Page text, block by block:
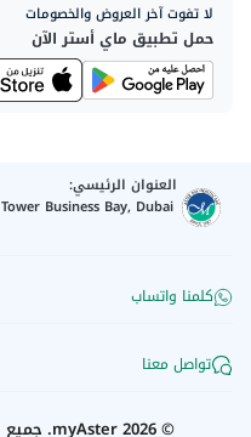
لا تفوت آخر العروض والخصومات
حمل تطبيق ماي أستر الآن
العنوان الرئيسي:
Business Bay, Dubai
كلمنا واتساب
تواصل معنا
©
2026
myAster.